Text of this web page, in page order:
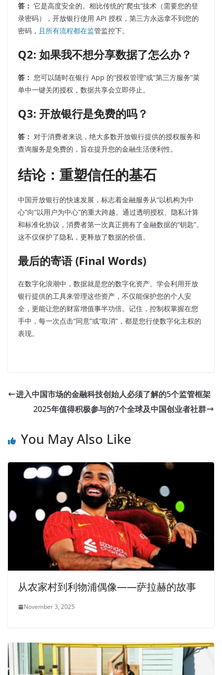
答： 它是高度安全的。相比传统的“爬虫”技术（需要您的登
录密码），开放银行使用 API 授权，第三方永远拿不到您的
密码， 且所有流程都在监管监控下。
Q2: 如果我不想分享数据了怎么办？
答： 您可以随时在银行 App 的“授权管理”或“第三方服务”菜
单中一键关闭授权，数据共享会立即停止。
Q3: 开放银行是免费的吗？
答： 对于消费者来说，绝大多数开放银行提供的授权服务和
查询服务是免费的，旨在提升您的金融生活便利性。
结论：重塑信任的基石
中国开放银行的快速发展，标志着金融服务从“以机构为中
心”向“以用户为中心”的重大跨越。通过透明授权、隐私计算
和标准化协议，消费者第一次真正拥有了金融数据的“钥匙”。
这不仅保护了隐私，更释放了数据的价值。
最后的寄语 (Final Words)
在数字化浪潮中，数据就是您的数字化资产。学会利用开放
银行提供的工具来管理这些资产，不仅能保护您的个人安
全，更能让您的财富增值事半功倍。记住，控制权掌握在您
手中，每一次点击“同意”或“取消”，都是您行使数字化主权的
表现。
进入中国市场的金融科技创始人必须了解的5个监管框架
2025年值得积极参与的7个全球及中国创业者社群
You May Also Like
从农家村到利物浦偶像——萨拉赫的故事
November 3, 2025